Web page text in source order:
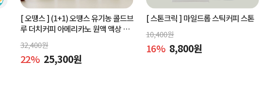
[ 오땡스 ] (1+1) 오땡스 유기농 콜드브
루 더치커피 아메리카노 원액 액상 커
피 (400ml x 2개, 교차 구매 가능)
32,400원
22% 25,300원
[ 스톤크릭 ] 마일드롭 스틱커피 스톤
10,400원
16% 8,800원